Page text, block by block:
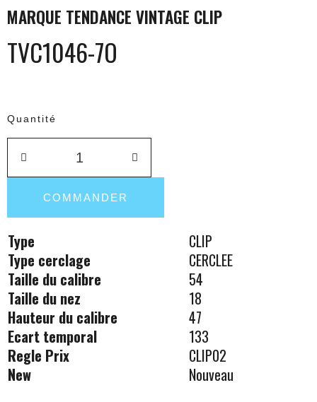
MARQUE TENDANCE VINTAGE CLIP
TVC1046-7O
Quantité
COMMANDER
Type
CLIP
Type cerclage
CERCLEE
Taille du calibre
54
Taille du nez
18
Hauteur du calibre
47
Ecart temporal
133
Regle Prix
CLIP02
New
Nouveau